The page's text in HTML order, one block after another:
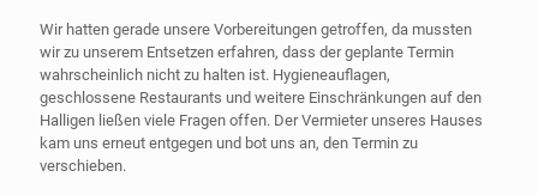
Wir hatten gerade unsere Vorbereitungen getroffen, da mussten
wir zu unserem Entsetzen erfahren, dass der geplante Termin
wahrscheinlich nicht zu halten ist. Hygieneauflagen,
geschlossene Restaurants und weitere Einschränkungen auf den
Halligen ließen viele Fragen offen. Der Vermieter unseres Hauses
kam uns erneut entgegen und bot uns an, den Termin zu
verschieben.